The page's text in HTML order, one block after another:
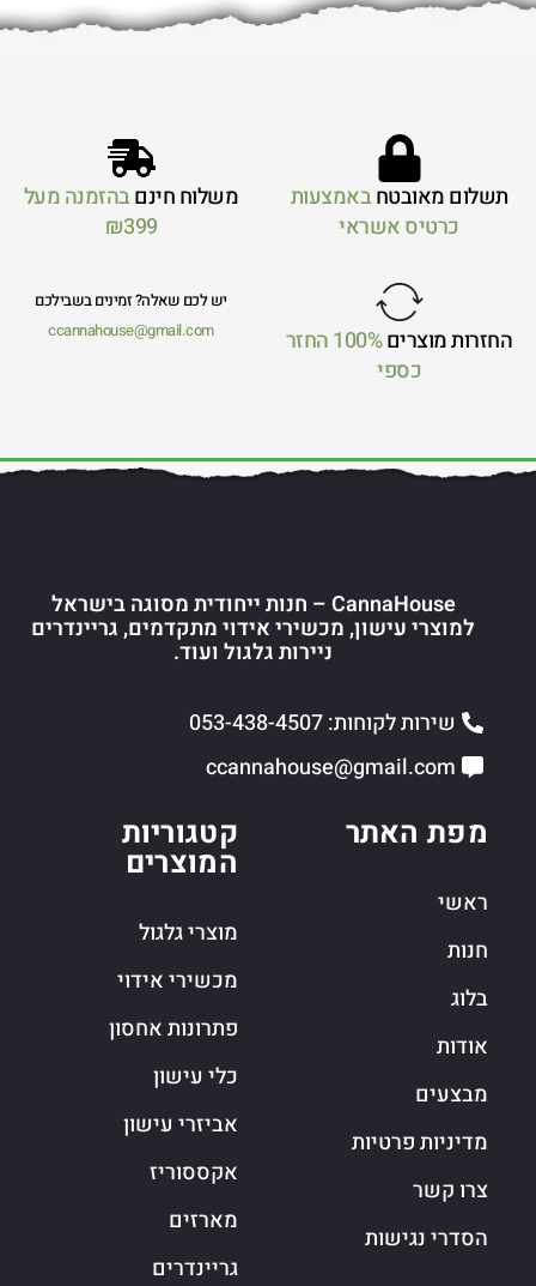
תשלום מאובטחבאמצעות
כרטיס אשראי
משלוח חינםבהזמנה מעל
₪399
החזרות מוצרים
100% החזר
כספי
יש לכם שאלה? זמינים בשבילכם
ccannahouse@gmail.com
CannaHouse – חנות ייחודית מסוגה בישראל
למוצרי עישון, מכשירי אידוי מתקדמים, גריינדרים
ניירות גלגול ועוד.
שירות לקוחות: 053-438-4507
ccannahouse@gmail.com
מפת האתר
ראשי
חנות
בלוג
אודות
מבצעים
מדיניות פרטיות
צרו קשר
הסדרי נגישות
קטגוריות
המוצרים
מוצרי גלגול
מכשירי אידוי
פתרונות אחסון
כלי עישון
אביזרי עישון
אקססוריז
מארזים
גריינדרים